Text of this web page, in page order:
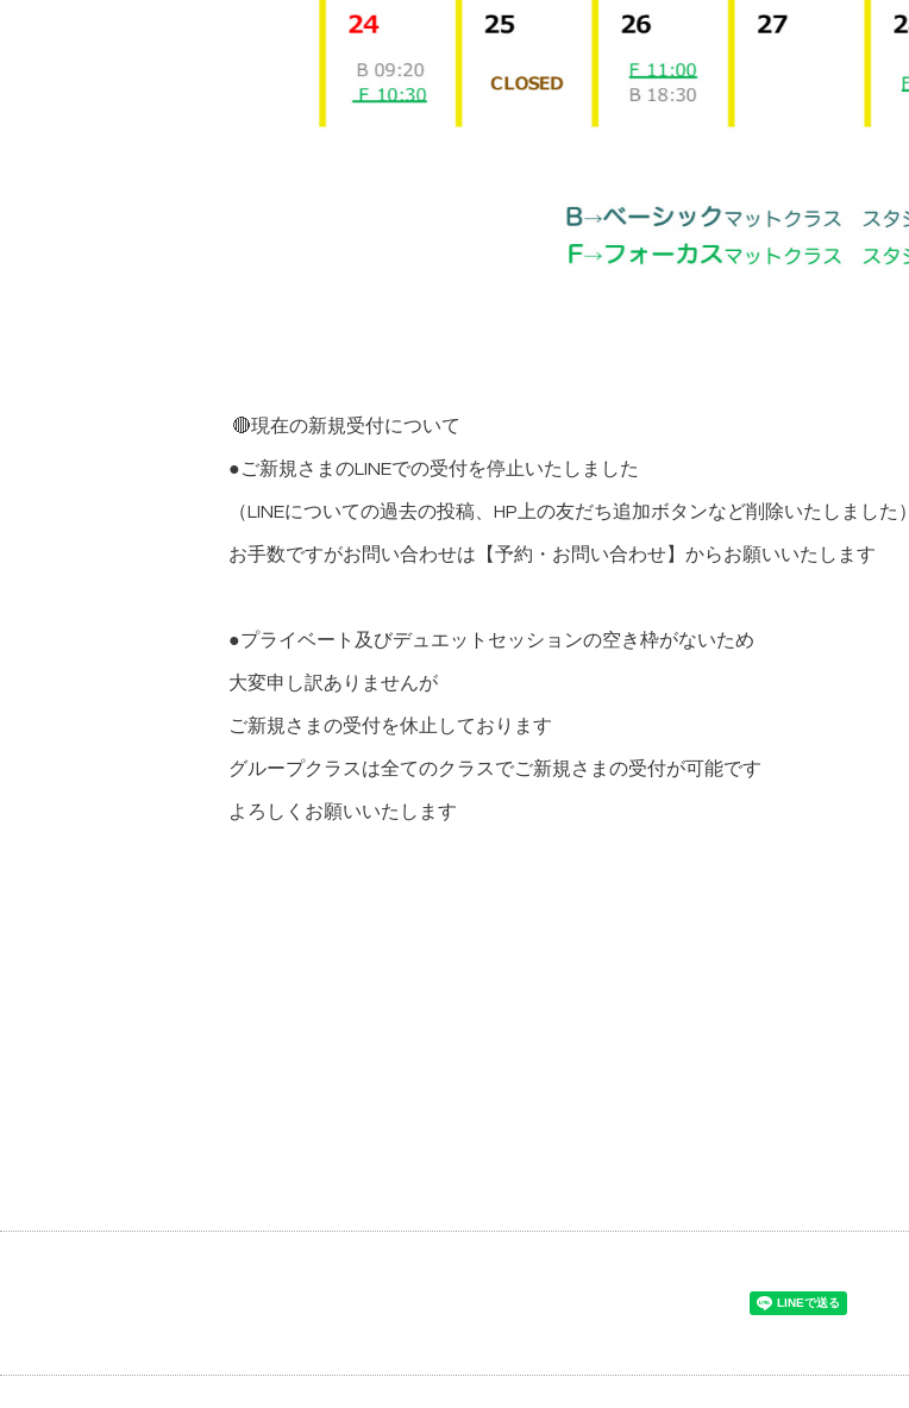
🔴現在の新規受付について
●ご新規さまのLINEでの受付を停止いたしました
（LINEについての過去の投稿、HP上の友だち追加ボタンなど削除いたしました）
お手数ですがお問い合わせは【予約・お問い合わせ】からお願いいたします
●プライベート及びデュエットセッションの空き枠がないため
大変申し訳ありませんが
ご新規さまの受付を休止しております
グループクラスは全てのクラスでご新規さまの受付が可能です
よろしくお願いいたします